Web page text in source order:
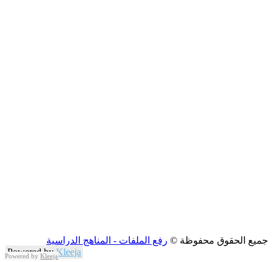
Powered byKleeja
جميع الحقوق محفوظة © رفع الملفات - المناهج الدراسية
Powered byKleeja